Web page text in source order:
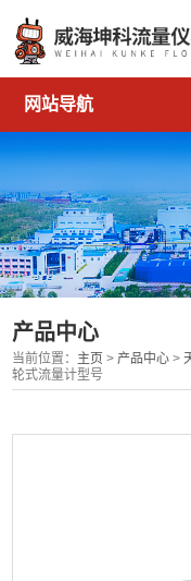
网站导航
产品中心
当前位置： 主页 > 产品中心 >
轮式流量计型号